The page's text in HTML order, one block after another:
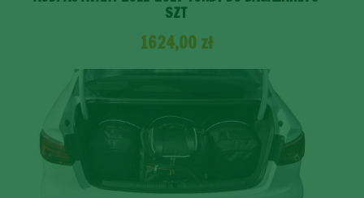
SZT
1624,00 zł